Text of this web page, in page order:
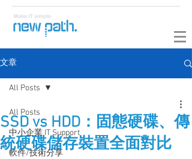
文章
All Posts
中小企業 IT Support
軟件/技術分享
All Posts
SSD vs HDD：固態硬碟、傳
統硬碟儲存裝置全面對比